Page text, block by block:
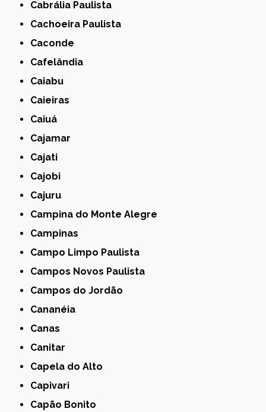
Cabrália Paulista
Cachoeira Paulista
Caconde
Cafelândia
Caiabu
Caieiras
Caiuá
Cajamar
Cajati
Cajobi
Cajuru
Campina do Monte Alegre
Campinas
Campo Limpo Paulista
Campos Novos Paulista
Campos do Jordão
Cananéia
Canas
Canitar
Capela do Alto
Capivari
Capão Bonito